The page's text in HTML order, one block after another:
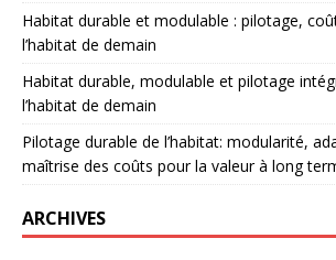
Habitat durable et modulable : pilotage,
l’habitat de demain
Habitat durable, modulable et pilotage
l’habitat de demain
Pilotage durable de l’habitat: modularité,
maîtrise des coûts pour la valeur à long
ARCHIVES